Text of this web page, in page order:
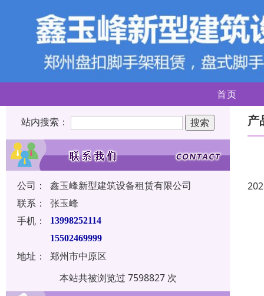
首页
站内搜索：
公司：
鑫玉峰新型建筑设备租赁有限公司
联系：
张玉峰
手机：
13998252114
15502469999
地址：
郑州市中原区
本站共被浏览过 7598827 次
产